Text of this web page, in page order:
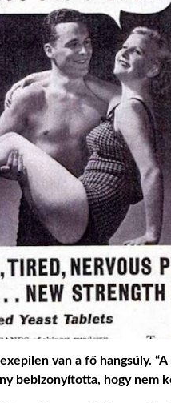
van a fő hangsúly.
bebizonyította, hogy nem